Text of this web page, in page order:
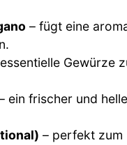
– fügt eine
Gewürze
ein frischer und
– perfekt zum